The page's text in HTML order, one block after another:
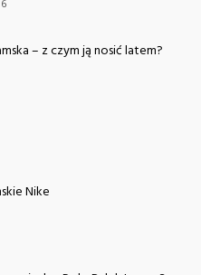
– z czym ją nosić latem?
Nike